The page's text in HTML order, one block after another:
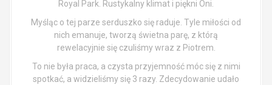
Royal Park. Rustykalny klimat i piękni Oni.
Myśląc o tej parze serduszko się raduje. Tyle miłości od
nich emanuje, tworzą świetna parę, z którą
rewelacyjnie się czuliśmy wraz z Piotrem.
To nie była praca, a czysta przyjemność móc się z nimi
spotkać, a widzieliśmy się 3 razy. Zdecydowanie udało